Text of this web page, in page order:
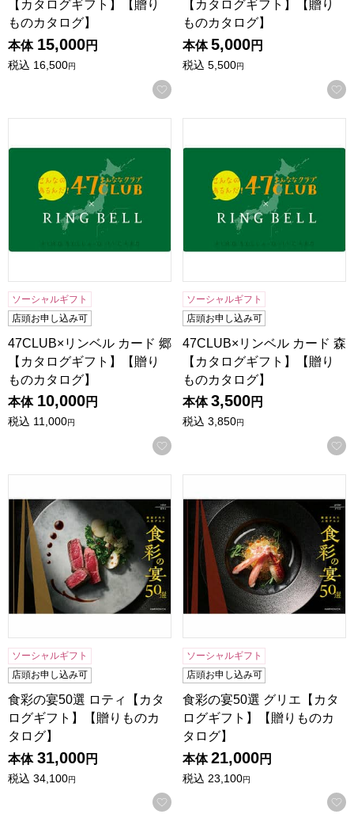
【カタログギフト】【贈り
ものカタログ】
本体 15,000円
税込 16,500円
お気に入りに登録する
【カタログギフト】【贈り
ものカタログ】
本体 5,000円
税込 5,500円
ソーシャルギフト
店頭お申し込み可
47CLUB×リンベル カード 郷
【カタログギフト】【贈り
ものカタログ】
本体 10,000円
税込 11,000円
お気に入りに登録する
ソーシャルギフト
店頭お申し込み可
47CLUB×リンベル カード 森
【カタログギフト】【贈り
ものカタログ】
本体 3,500円
税込 3,850円
ソーシャルギフト
店頭お申し込み可
食彩の宴50選 ロティ【カタ
ログギフト】【贈りものカ
タログ】
本体 31,000円
税込 34,100円
お気に入りに登録する
ソーシャルギフト
店頭お申し込み可
食彩の宴50選 グリエ【カタ
ログギフト】【贈りものカ
タログ】
本体 21,000円
税込 23,100円